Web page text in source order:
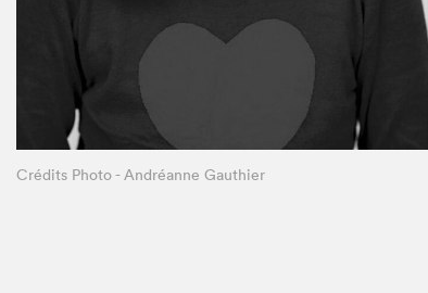
Crédits Photo - Andréanne Gauthier